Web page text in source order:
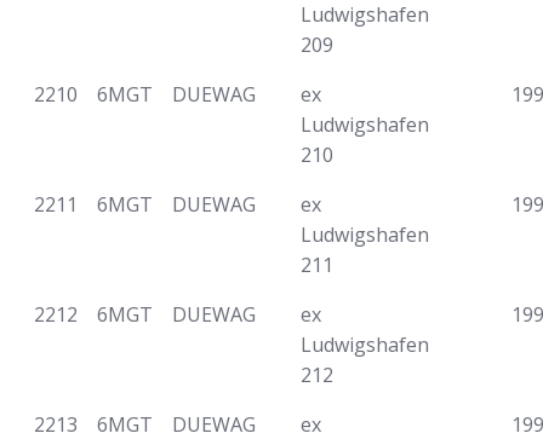
Ludwigshafen
209
2210 6MGT DUEWAG
ex
Ludwigshafen
210
2211 6MGT DUEWAG
ex
Ludwigshafen
211
2212 6MGT DUEWAG
ex
Ludwigshafen
212
2213 6MGT DUEWAG
ex